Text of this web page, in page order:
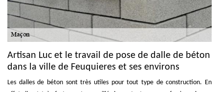
Artisan Luc et le travail de pose de dalle de béton
dans la ville de Feuquieres et ses environs
Les dalles de béton sont très utiles pour tout type de construction. En